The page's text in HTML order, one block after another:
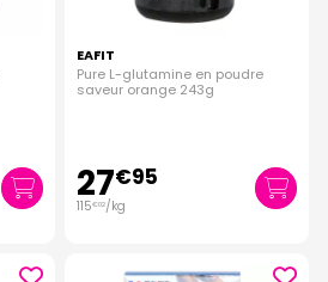
EAFIT
Pure L-glutamine en poudre
saveur orange 243g
27€95
115€02/kg